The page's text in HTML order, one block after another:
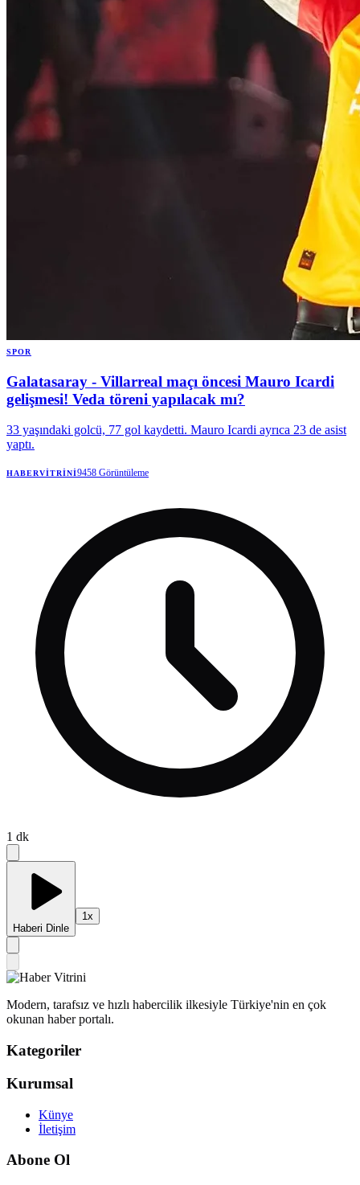
SPOR
Galatasaray - Villarreal maçı öncesi Mauro Icardi
gelişmesi! Veda töreni yapılacak mı?
33 yaşındaki golcü, 77 gol kaydetti. Mauro Icardi ayrıca 23 de asist
yaptı.
HABERVITRINI9458 Görüntüleme
1 dk
Haberi Dinle
1x
Modern, tarafsız ve hızlı habercilik ilkesiyle Türkiye'nin en çok
okunan haber portalı.
Kategoriler
Kurumsal
Künye
İletişim
Abone Ol